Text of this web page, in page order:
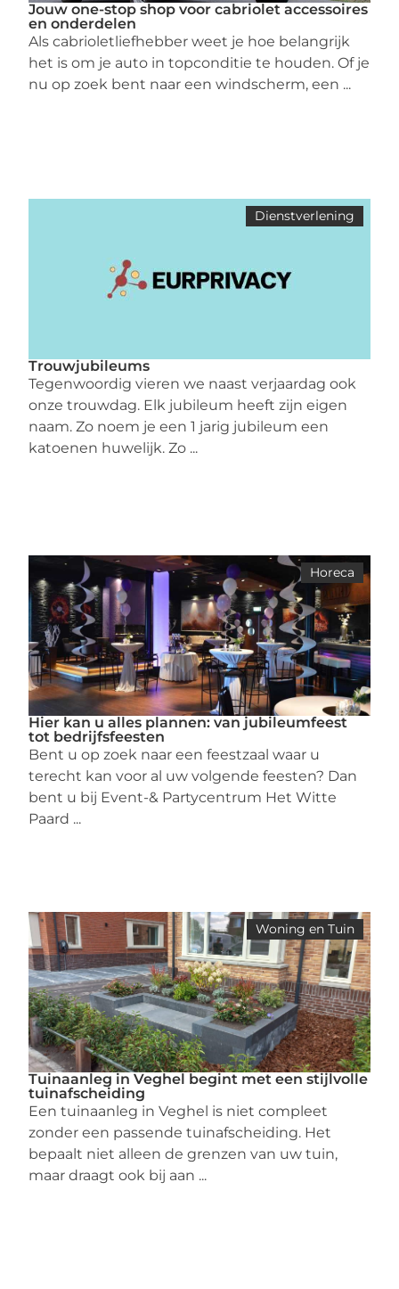
Jouw one-stop shop voor cabriolet accessoires
en onderdelen
Als cabrioletliefhebber weet je hoe belangrijk
het is om je auto in topconditie te houden. Of je
nu op zoek bent naar een windscherm, een ...
Dienstverlening
Trouwjubileums
Tegenwoordig vieren we naast verjaardag ook
onze trouwdag. Elk jubileum heeft zijn eigen
naam. Zo noem je een 1 jarig jubileum een
katoenen huwelijk. Zo ...
Horeca
Hier kan u alles plannen: van jubileumfeest
tot bedrijfsfeesten
Bent u op zoek naar een feestzaal waar u
terecht kan voor al uw volgende feesten? Dan
bent u bij Event-& Partycentrum Het Witte
Paard ...
Woning en Tuin
Tuinaanleg in Veghel begint met een stijlvolle
tuinafscheiding
Een tuinaanleg in Veghel is niet compleet
zonder een passende tuinafscheiding. Het
bepaalt niet alleen de grenzen van uw tuin,
maar draagt ook bij aan ...